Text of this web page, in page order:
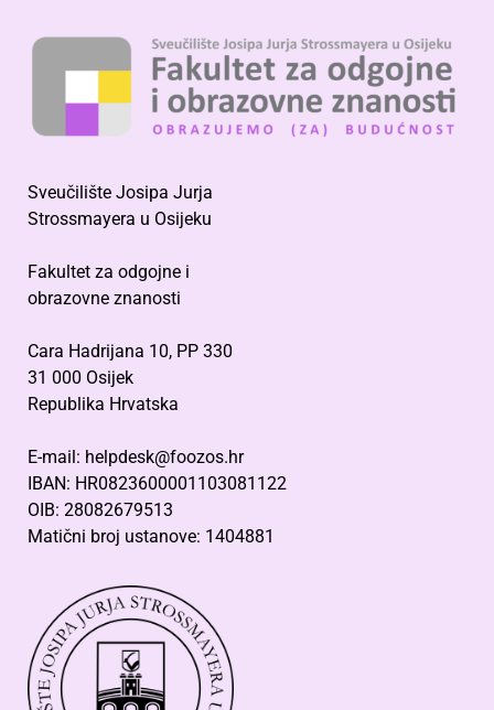
Sveučilište Josipa Jurja
Strossmayera u Osijeku
Fakultet za odgojne i
obrazovne znanosti
Cara Hadrijana 10, PP 330
31 000 Osijek
Republika Hrvatska
E-mail: helpdesk@foozos.hr
IBAN: HR0823600001103081122
OIB: 28082679513
Matični broj ustanove: 1404881